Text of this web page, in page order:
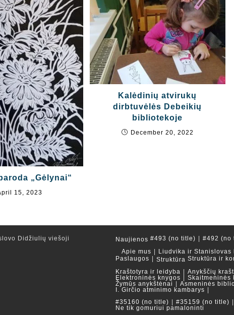
„Gėlynai“
15, 2023
Kalėdinių atvirukų
dirbtuvėlės Debeikių
bibliotekoje
December 20, 2022
Naujienos #493 (no title) #492 (no
Apie mus
Liudvika ir Stanislovas
Paslaugos
Struktūra Struktūra ir
Kraštotyra ir leidyba
Anykščių
Elektroninės knygos
Skaitmeninės
Žymūs anykštėnai
Asmeninės
I. Girčio atminimo kambarys
#35160 (no title)
#35159 (no title)
Ne tik gomuriui pamaloninti
Didžiulių viešoji